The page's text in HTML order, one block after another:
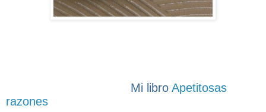
Mi libro Apetitosas
razones